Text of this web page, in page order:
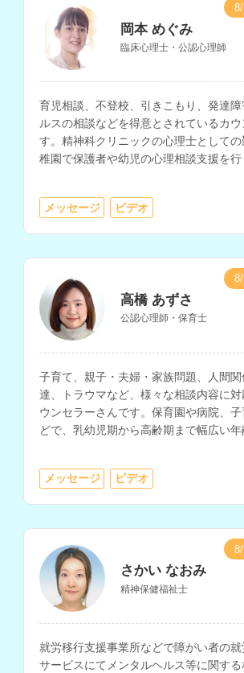
岡本 めぐみ
臨床心理士・公認心理師
育児相談、不登校、引きこもり、発達
ルスの相談などを得意とされているカ
す。精神科クリニックの心理士として
稚園で保護者や幼児の心理相談支援を
ンセラー、スクールカウンセラーなど
ちです。
メッセージ ビデオ
高橋 あずさ
公認心理師・保育士
子育て、親子・夫婦・家族問題、人間
達、トラウマなど、様々な相談内容に
ウンセラーさんです。保育園や病院、
どで、乳幼児期から高齢期まで幅広い年
メッセージ ビデオ
さかい なおみ
精神保健福祉士
就労移行支援事業所などで障がい者の
サービスにてメンタルヘルス等に関す